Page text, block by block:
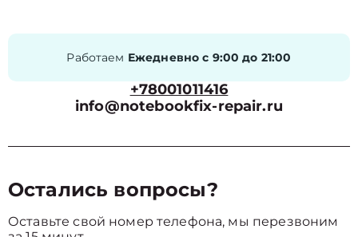
Работаем Ежедневно с 9:00 до 21:00
+78001011416
info@notebookfix-repair.ru
Остались вопросы?
Оставьте свой номер телефона, мы перезвоним